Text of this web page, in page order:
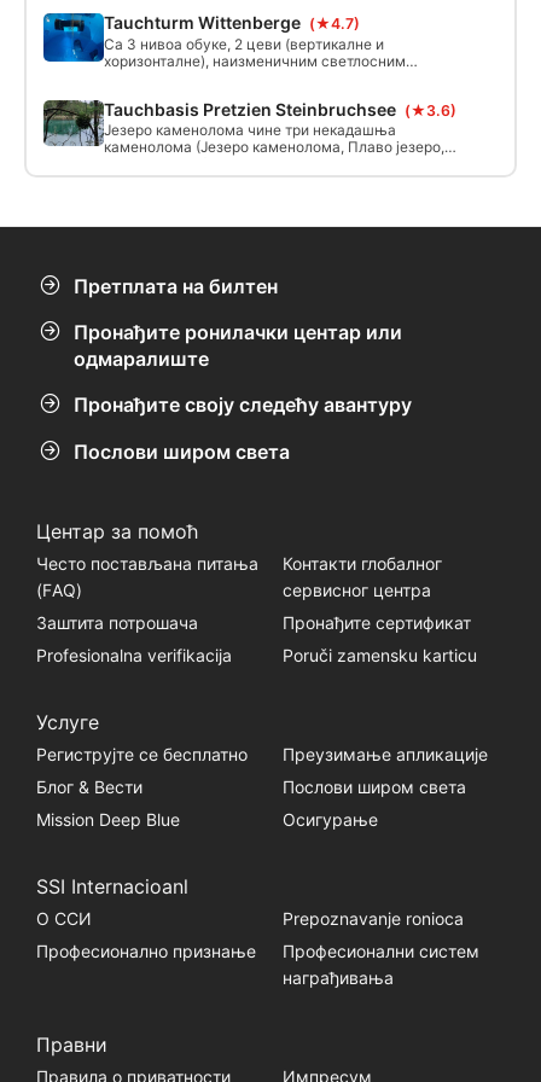
Добићете водоотпорну оријентацијску карту.
Tauchturm Wittenberge (★4.7)
Са 3 нивоа обуке, 2 цеви (вертикалне и
хоризонталне), наизменичним светлосним
рекреативним рониоцима много разноликости,
већ је идеалан и за професионалце у роњењу.
Tauchbasis Pretzien Steinbruchsee (★3.6)
Језеро каменолома чине три некадашња
каменолома (Језеро каменолома, Плаво језеро,
повишеним водостајем.
Претплата на билтен
Пронађите ронилачки центар или
одмаралиште
Пронађите своју следећу авантуру
Послови широм света
Центар за помоћ
Често постављана питања
(FАQ)
Контакти глобалног
сервисног центра
Заштита потрошача
Пронађите сертификат
Profesionalna verifikacija
Poruči zamensku karticu
Услуге
Региструјте се бесплатно
Преузимање апликације
Блог & Вести
Послови широм света
Mission Deep Blue
Осигурање
SSI Internacioanl
О ССИ
Prepoznavanje ronioca
Професионално признање
Професионални систем
награђивања
Правни
Правила о приватности Импресум